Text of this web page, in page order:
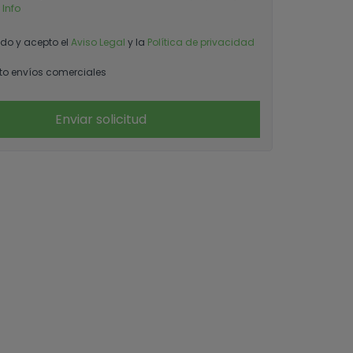
Info
y acepto el Aviso Legal y la Política de privacidad
envíos comerciales
Enviar solicitud